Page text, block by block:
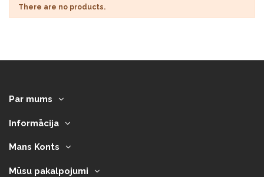
There are no products.
Par mums
Informācija
Mans Konts
Mūsu pakalpojumi